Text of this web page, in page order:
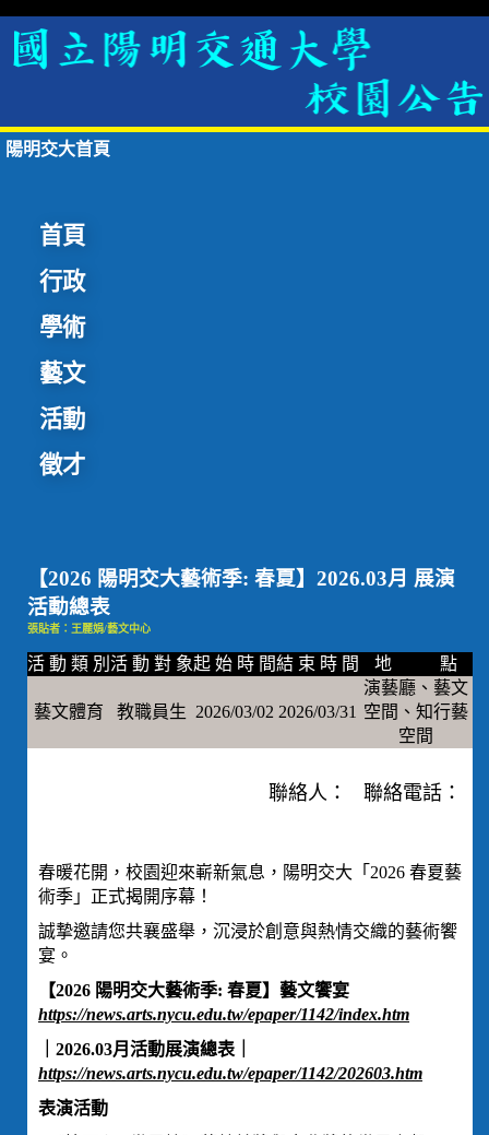
陽明交大首頁
首頁
行政
學術
藝文
活動
徵才
【2026 陽明交大藝術季: 春夏】2026.03月 展演
活動總表
張貼者：王麗娟/藝文中心
活 動 類 別 活 動 對 象起 始 時 間結 束 時 間 地 點
藝文體育 教職員生 2026/03/02 2026/03/31
演藝廳、藝文
空間、知行藝
空間
聯絡人： 聯絡電話：
春暖花開，校園迎來嶄新氣息，陽明交大「2026 春夏藝
術季」正式揭開序幕！
誠摯邀請您共襄盛舉，沉浸於創意與熱情交織的藝術饗
宴。
【2026 陽明交大藝術季: 春夏】藝文饗宴
https://news.arts.nycu.edu.tw/epaper/1142/index.htm
｜2026.03月活動展演總表｜
https://news.arts.nycu.edu.tw/epaper/1142/202603.htm
表演活動